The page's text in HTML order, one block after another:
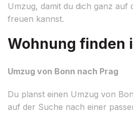
Umzug, damit du dich ganz auf
freuen kannst.
Wohnung finden
Umzug von Bonn nach Prag
Du planst einen Umzug von
auf der Suche nach einer